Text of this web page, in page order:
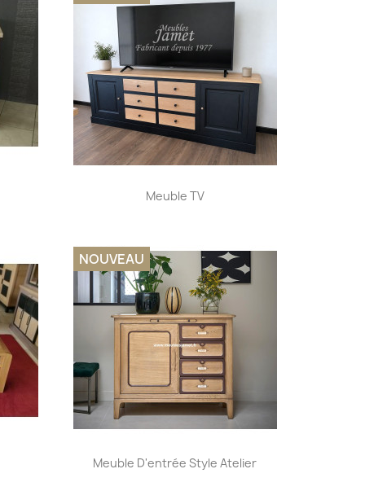
Aperçu rapide
Meuble TV
Aperçu rapide
Meuble D'entrée Style Atelier
NOUVEAU